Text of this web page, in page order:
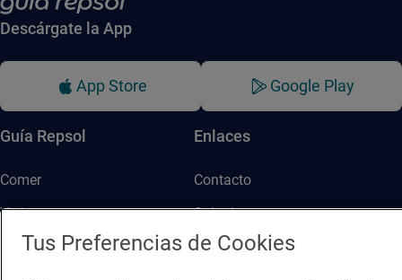
Descárgate la App
App Store Google Play
Guía Repsol
Comer
Viajar
Dormir
Enlaces
Contacto
Sala de prensa
Canal de ética
Tus Preferencias de Cookies